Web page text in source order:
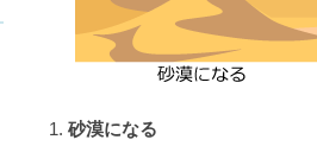
砂漠になる